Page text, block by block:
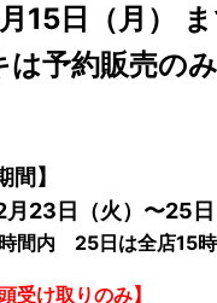
15日（月）
は予約販売の
間】
23日（火）〜25
内 25日は全店15時
受け取りのみ】